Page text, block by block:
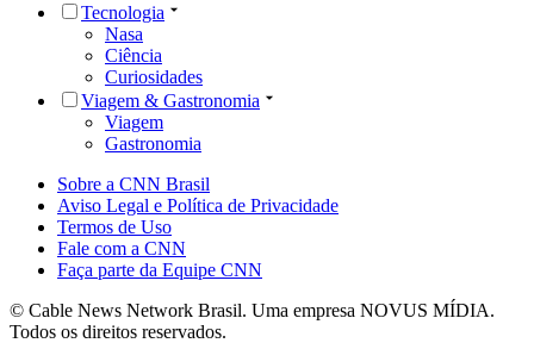
Tecnologia
Nasa
Ciência
Curiosidades
Viagem & Gastronomia
Viagem
Gastronomia
Sobre a CNN Brasil
Aviso Legal e Política de Privacidade
Termos de Uso
Fale com a CNN
Faça parte da Equipe CNN
© Cable News Network Brasil. Uma empresa NOVUS MÍDIA.
Todos os direitos reservados.